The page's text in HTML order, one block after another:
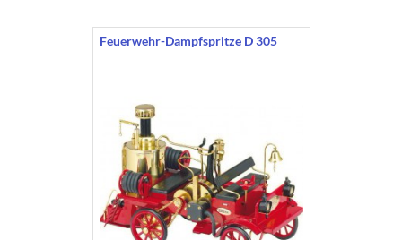
Feuerwehr-Dampfspritze D 305